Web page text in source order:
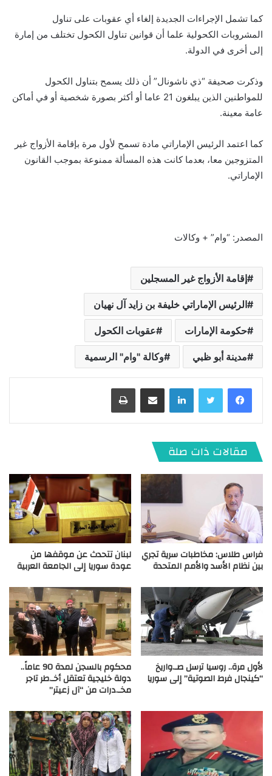
كما تشمل الإجراءات الجديدة إلغاء أي عقوبات على تناول
المشروبات الكحولية علما أن قوانين تناول الكحول تختلف من إمارة
إلى أخرى في الدولة.
وذكرت صحيفة “ذي ناشونال” أن ذلك يسمح بتناول الكحول
للمواطنين الذين يبلغون 21 عاما أو أكثر بصورة شخصية أو في أماكن
عامة معينة.
كما اعتمد الرئيس الإماراتي مادة تسمح لأول مرة بإقامة الأزواج غير
المتزوجين معا، بعدما كانت هذه المسألة ممنوعة بموجب القانون
الإماراتي.
المصدر: “وام” + وكالات
إقامة الأزواج غير المسجلين
الرئيس الإماراتي خليفة بن زايد آل نهيان
حكومة الإمارات عقوبات الكحول
مدينة أبو ظبي وكالة "وام" الرسمية
لينكدإن
مقالات ذات صلة
فراس طلاس: مخاطبات سرية تجري
بين نظام الأسد والأمم المتحدة
لبنان تتحدث عن موقفها من
عودة سوريا إلى الجامعة العربية
لأول مرة.. روسيا ترسل صـ.واريخ
“كينجال فرط الصوتية” إلى سوريا
محكوم بالسجن لمدة 90 عاماً..
دولة خليجية تعتقل أخـ.طر تاجر
مخـ.درات من “آل زعيتر”